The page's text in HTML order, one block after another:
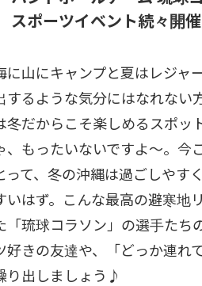
スポーツイベント続々開
に山にキャンプと夏はレジャ
するような気分にはなれない
冬だからこそ楽しめるスポッ
、もったいないですよ～。今
って、冬の沖縄は過ごしやす
いはず。こんな最高の避寒地
「琉球コラソン」の選手たち
好きの友達や、「どっか連れ
り出しましょう♪